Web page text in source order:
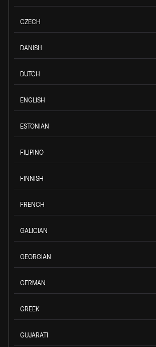
CZECH
DANISH
DUTCH
ENGLISH
ESTONIAN
FILIPINO
FINNISH
FRENCH
GALICIAN
GEORGIAN
GERMAN
GREEK
GUJARATI